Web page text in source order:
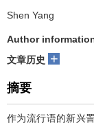
Shen Yang
Author
文章历史 +
摘要
作为流行语的新兴